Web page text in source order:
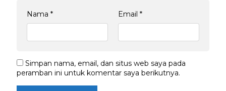
Nama * Email *
Simpan nama, email, dan situs web saya pada
peramban ini untuk komentar saya berikutnya.